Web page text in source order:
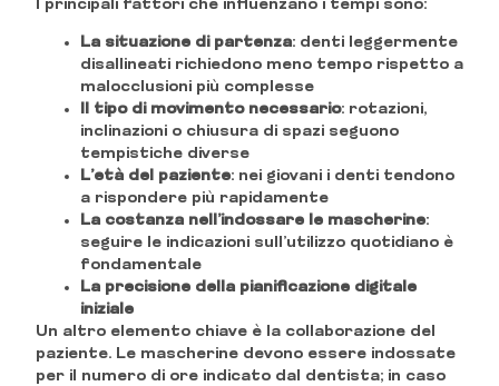
I principali fattori che influenzano i tempi sono:
La situazione di partenza: denti leggermente
disallineati richiedono meno tempo rispetto a
malocclusioni più complesse
Il tipo di movimento necessario: rotazioni,
inclinazioni o chiusura di spazi seguono
tempistiche diverse
L’età del paziente: nei giovani i denti tendono
a rispondere più rapidamente
La costanza nell’indossare le mascherine:
seguire le indicazioni sull’utilizzo quotidiano è
fondamentale
La precisione della pianificazione digitale
iniziale
Un altro elemento chiave è la collaborazione del
paziente. Le mascherine devono essere indossate
per il numero di ore indicato dal dentista; in caso